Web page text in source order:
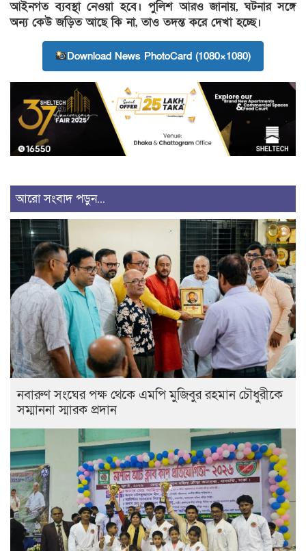
আইনগত ব্যবস্থা নেওয়া হবে। পুলিশ আরও জানায়, ঘটনার সঙ্গে
অন্য কেউ জড়িত আছে কি না, তাও তদন্ত করে দেখা হচ্ছে।
Download News PhotoCard (1080×1080)
আরো সংবাদ পড়ুন...
নবারুণ সংঘের পক্ষ থেকে এমপি মুজিবুর রহমান চৌধুরীকে
সম্মাননা স্মারক প্রদান